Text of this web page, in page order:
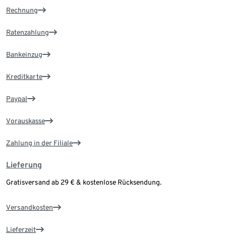
Rechnung
Ratenzahlung
Bankeinzug
Kreditkarte
Paypal
Vorauskasse
Zahlung in der Filiale
Lieferung
Gratisversand ab 29 € & kostenlose Rücksendung.
Versandkosten
Lieferzeit